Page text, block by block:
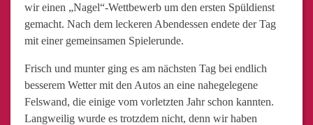
wir einen „Nagel“-Wettbewerb um den ersten Spüldienst
gemacht. Nach dem leckeren Abendessen endete der Tag
mit einer gemeinsamen Spielerunde.
Frisch und munter ging es am nächsten Tag bei endlich
besserem Wetter mit den Autos an eine nahegelegene
Felswand, die einige vom vorletzten Jahr schon kannten.
Langweilig wurde es trotzdem nicht, denn wir haben